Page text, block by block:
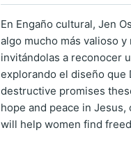
En Engaño cultural, Jen
algo mucho más valioso
invitándolas a reconocer
explorando el diseño que
destructive promises
hope and peace in
will help women find